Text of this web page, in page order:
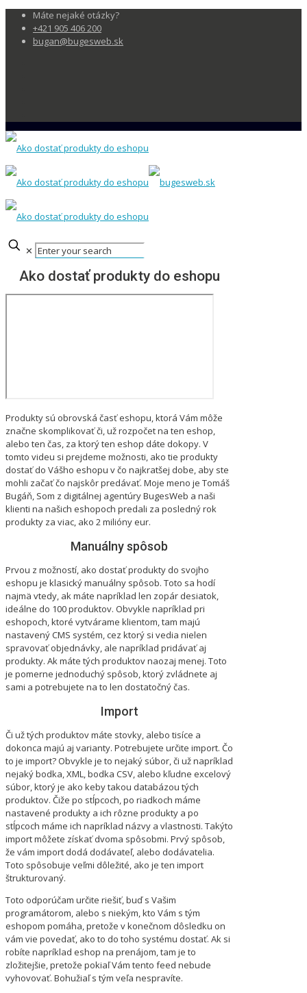
Máte nejaké otázky?
+421 905 406 200
bugan@bugesweb.sk
✕
Ako dostať produkty do eshopu
Produkty sú obrovská časť eshopu, ktorá Vám môže
značne skomplikovať či, už rozpočet na ten eshop,
alebo ten čas, za ktorý ten eshop dáte dokopy. V
tomto videu si prejdeme možnosti, ako tie produkty
dostať do Vášho eshopu v čo najkratšej dobe, aby ste
mohli začať čo najskôr predávať. Moje meno je Tomáš
Bugáň, Som z digitálnej agentúry BugesWeb a naši
klienti na našich eshopoch predali za posledný rok
produkty za viac, ako 2 milióny eur.
Manuálny spôsob
Prvou z možností, ako dostať produkty do svojho
eshopu je klasický manuálny spôsob. Toto sa hodí
najmä vtedy, ak máte napríklad len zopár desiatok,
ideálne do 100 produktov. Obvykle napríklad pri
eshopoch, ktoré vytvárame klientom, tam majú
nastavený CMS systém, cez ktorý si vedia nielen
spravovať objednávky, ale napríklad pridávať aj
produkty. Ak máte tých produktov naozaj menej. Toto
je pomerne jednoduchý spôsob, ktorý zvládnete aj
sami a potrebujete na to len dostatočný čas.
Import
Či už tých produktov máte stovky, alebo tisíce a
dokonca majú aj varianty. Potrebujete určite import. Čo
to je import? Obvykle je to nejaký súbor, či už napríklad
nejaký bodka, XML, bodka CSV, alebo kľudne excelový
súbor, ktorý je ako keby takou databázou tých
produktov. Čiže po stĺpcoch, po riadkoch máme
nastavené produkty a ich rôzne produkty a po
stĺpcoch máme ich napríklad názvy a vlastnosti. Takýto
import môžete získať dvoma spôsobmi. Prvý spôsob,
že vám import dodá dodávateľ, alebo dodávatelia.
Toto spôsobuje veľmi dôležité, ako je ten import
štrukturovaný.
Toto odporúčam určite riešiť, buď s Vašim
programátorom, alebo s niekým, kto Vám s tým
eshopom pomáha, pretože v konečnom dôsledku on
vám vie povedať, ako to do toho systému dostať. Ak si
robíte napríklad eshop na prenájom, tam je to
zložitejšie, pretože pokiaľ Vám tento feed nebude
vyhovovať. Bohužiaľ s tým veľa nespravíte.